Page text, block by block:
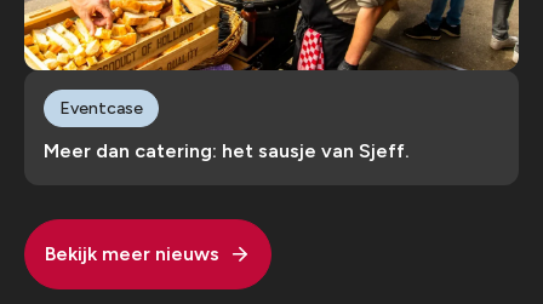
Meer dan catering: het sausje van Sjeff.
Eventcase
Bekijk meer nieuws